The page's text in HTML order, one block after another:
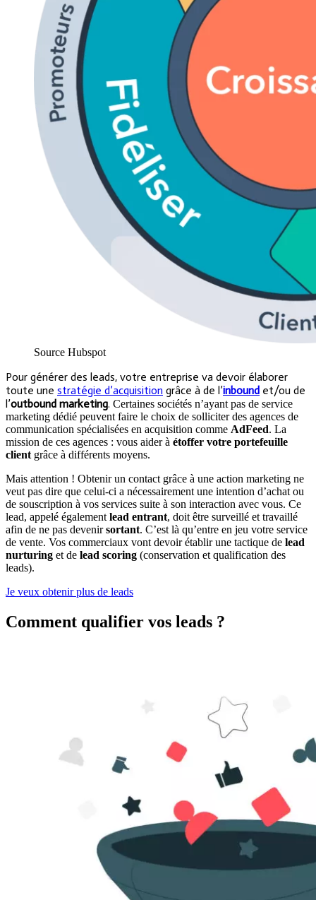
Source Hubspot
Pour générer des leads, votre entreprise va devoir élaborer
toute une stratégie d’acquisition grâce à de l’inbound et/ou de
l’outbound marketing. Certaines sociétés n’ayant pas de service
marketing dédié peuvent faire le choix de solliciter des agences de
communication spécialisées en acquisition comme AdFeed. La
mission de ces agences : vous aider à étoffer votre portefeuille
client grâce à différents moyens.
Mais attention ! Obtenir un contact grâce à une action marketing ne
veut pas dire que celui-ci a nécessairement une intention d’achat ou
de souscription à vos services suite à son interaction avec vous. Ce
lead, appelé également lead entrant, doit être surveillé et travaillé
afin de ne pas devenirsortant. C’est là qu’entre en jeu votre service
de vente. Vos commerciaux vont devoir établir une tactique de lead
nurturing et de lead scoring (conservation et qualification des
leads).
Je veux obtenir plus de leads
Comment qualifier vos leads ?